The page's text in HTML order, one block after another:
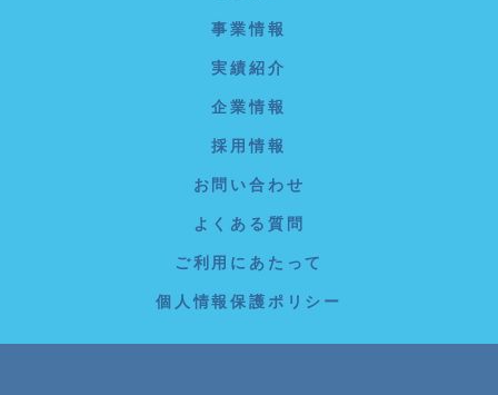
事業情報
実績紹介
企業情報
採用情報
お問い合わせ
よくある質問
ご利用にあたって
個人情報保護ポリシー